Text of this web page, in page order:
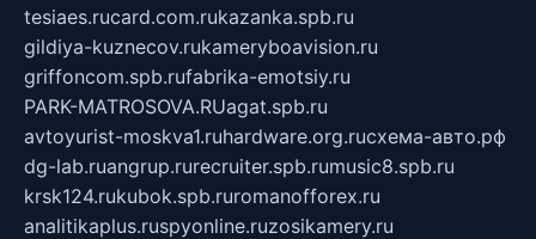
tesiaes.rucard.com.rukazanka.spb.ru
gildiya-kuznecov.rukameryboavision.ru
griffoncom.spb.rufabrika-emotsiy.ru
PARK-MATROSOVA.RUagat.spb.ru
avtoyurist-moskva1.ruhardware.org.ruсхема-авто.рф
dg-lab.ruangrup.rurecruiter.spb.rumusic8.spb.ru
krsk124.rukubok.spb.ruromanofforex.ru
analitikaplus.ruspyonline.ruzosikamery.ru